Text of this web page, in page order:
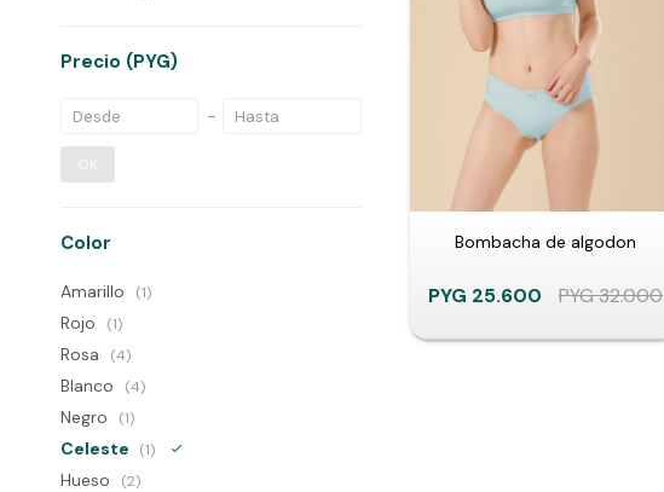
Bombacha de algodon
PYG 25.600 PYG32.000
Precio (PYG)
OK
Color
Amarillo (1)
Rojo (1)
Rosa (4)
Blanco (4)
Negro (1)
Celeste (1)
Hueso (2)